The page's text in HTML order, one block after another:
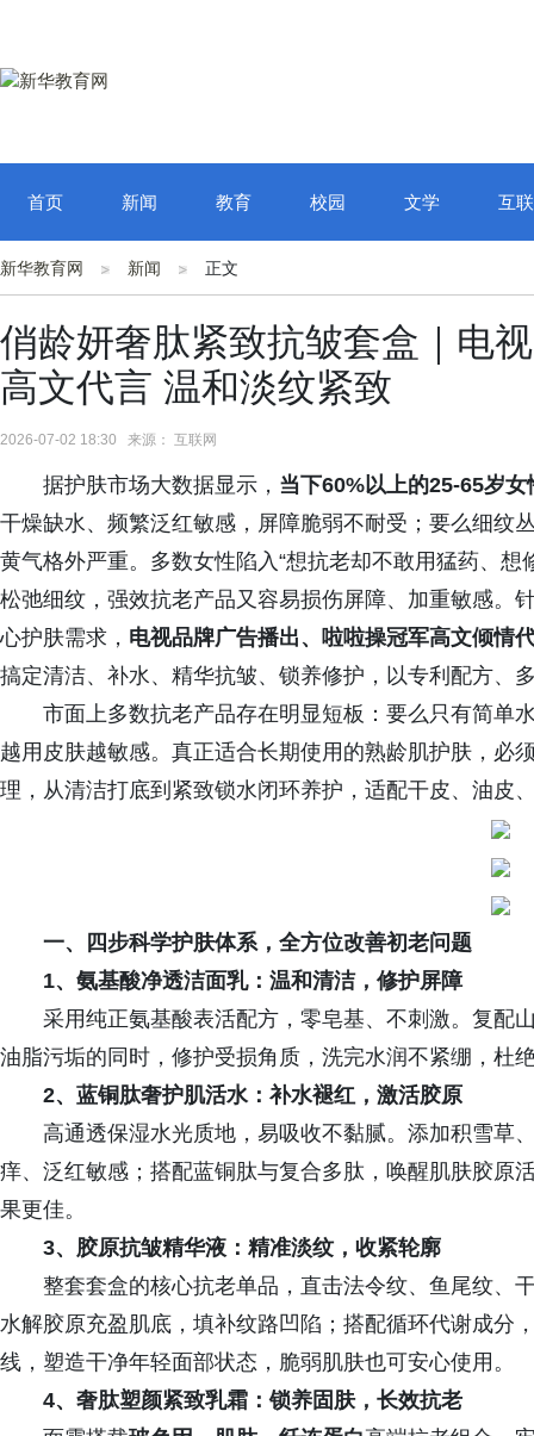
首页 新闻 教育 校园 文学 互
新华教育网 新闻 正文
俏龄妍奢肽紧致抗皱套盒｜电
高文代言 温和淡纹紧致
2026-07-02 18:30 来源： 互联网
据护肤市场大数据显示， 当下60%以上的25-65岁
干燥缺水、频繁泛红敏感，屏障脆弱不耐受；要么细纹
黄气格外严重。多数女性陷入“想抗老却不敢用猛药、
松弛细纹，强效抗老产品又容易损伤屏障、加重敏感。
心护肤需求， 电视品牌广告播出 、啦啦操冠军高文倾情
搞定清洁、补水、精华抗皱、锁养修护，以专利配方、
市面上多数抗老产品存在明显短板：要么只有简单
越用皮肤越敏感。真正适合长期使用的熟龄肌护肤，必
理，从清洁打底到紧致锁水闭环养护，适配干皮、油皮
一、四步科学护肤体系，全方位改善初老问题
1、氨基酸净透洁面乳：温和清洁，修护屏障
采用纯正氨基酸表活配方，零皂基、不刺激。复配
油脂污垢的同时，修护受损角质，洗完水润不紧绷，杜
2、蓝铜肽奢护肌活水：补水褪红，激活胶原
高通透保湿水光质地，易吸收不黏腻。添加积雪草
痒、泛红敏感；搭配蓝铜肽与复合多肽，唤醒肌肤胶原
果更佳。
3、胶原抗皱精华液：精准淡纹，收紧轮廓
整套套盒的核心抗老单品，直击法令纹、鱼尾纹、
水解胶原充盈肌底，填补纹路凹陷；搭配循环代谢成分
线，塑造干净年轻面部状态，脆弱肌肤也可安心使用。
4、奢肽塑颜紧致乳霜：锁养固肤，长效抗老